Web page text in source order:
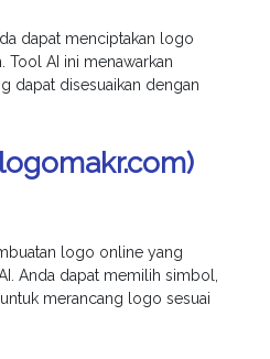
dapat menciptakan logo
Tool AI ini menawarkan
dapat disesuaikan dengan
logo online yang
Anda dapat memilih simbol,
merancang logo sesuai